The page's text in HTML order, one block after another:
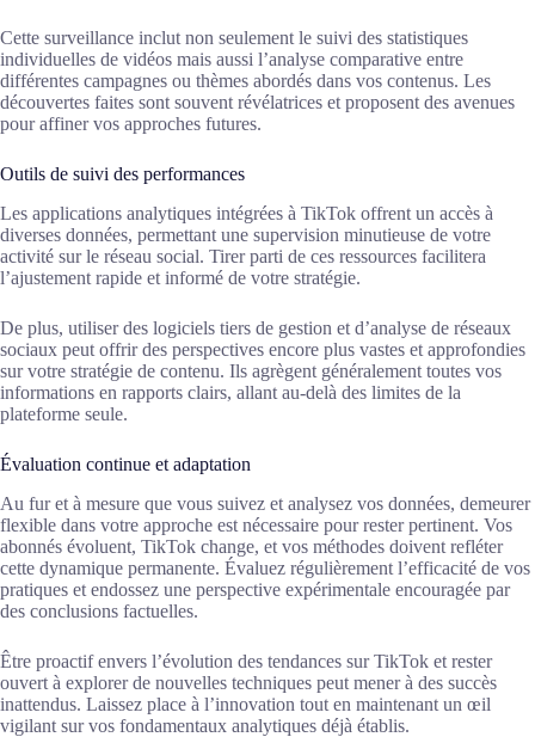
Cette surveillance inclut non seulement le suivi des statistiques
individuelles de vidéos mais aussi l’analyse comparative entre
différentes campagnes ou thèmes abordés dans vos contenus. Les
découvertes faites sont souvent révélatrices et proposent des avenues
pour affiner vos approches futures.
Outils de suivi des performances
Les applications analytiques intégrées à TikTok offrent un accès à
diverses données, permettant une supervision minutieuse de votre
activité sur le réseau social. Tirer parti de ces ressources facilitera
l’ajustement rapide et informé de votre stratégie.
De plus, utiliser des logiciels tiers de gestion et d’analyse de réseaux
sociaux peut offrir des perspectives encore plus vastes et approfondies
sur votre stratégie de contenu. Ils agrègent généralement toutes vos
informations en rapports clairs, allant au-delà des limites de la
plateforme seule.
Évaluation continue et adaptation
Au fur et à mesure que vous suivez et analysez vos données, demeurer
flexible dans votre approche est nécessaire pour rester pertinent. Vos
abonnés évoluent, TikTok change, et vos méthodes doivent refléter
cette dynamique permanente. Évaluez régulièrement l’efficacité de vos
pratiques et endossez une perspective expérimentale encouragée par
des conclusions factuelles.
Être proactif envers l’évolution des tendances sur TikTok et rester
ouvert à explorer de nouvelles techniques peut mener à des succès
inattendus. Laissez place à l’innovation tout en maintenant un œil
vigilant sur vos fondamentaux analytiques déjà établis.